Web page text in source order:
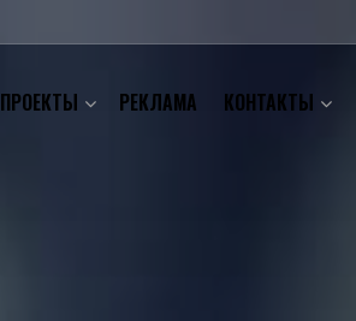
ПРОЕКТЫ РЕКЛАМА КОНТАКТЫ